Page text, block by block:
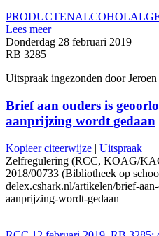
PRODUCTENALCOHOL
Lees meer
Donderdag 28 februari 2019
RB 3285
Uitspraak ingezonden door
Brief aan ouders is
aanprijzing wordt gedaan
Kopieer citeerwijze | Uitspraak
Zelfregulering (RCC, KOAG/
2018/00733 (Bibliotheek op
delex.cshark.nl/artikelen/brief-
aanprijzing-wordt-gedaan